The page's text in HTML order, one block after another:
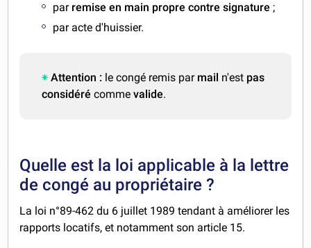
par remise en main propre contre signature ;
par acte d'huissier.
Attention : le congé remis par mail n'est pas
considéré commevalide.
Quelle est la loi applicable à la lettre
de congé au propriétaire ?
La loi n°89-462 du 6 juillet 1989 tendant à améliorer les
rapports locatifs, et notamment son article 15.